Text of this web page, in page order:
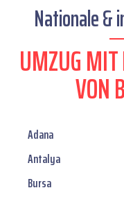
Nationale &
UMZUG
VON
Adana
Antalya
Bursa